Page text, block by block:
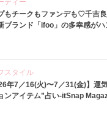
ティー
もチークもファンデも♡千吉
ブランド「ifoo」の多幸感がハ
スタイル
年7／16(火)〜7／31(金)】運
ンアイテム”占い-itSnap